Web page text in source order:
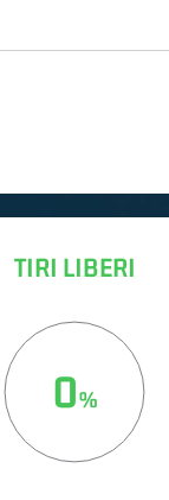
TIRI LIBERI
0